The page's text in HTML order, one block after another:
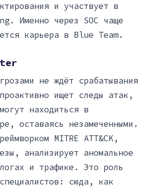
и участвует в
Именно через SOC чаще
карьера в Blue Team.
не ждёт срабатывания
ищет следы атак,
находиться в
оставаясь незамеченными.
MITRE ATT&CK,
анализирует аномальное
и трафике. Это роль
сюда, как